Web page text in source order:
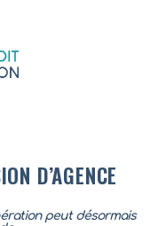
D’AGENCE
peut désormais